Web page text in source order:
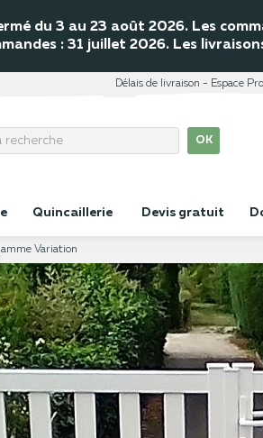
du 3 au 23 août 2026. Les
: 31 juillet 2026. Les
Délais de livraison Espace Pro
OK
Quincaillerie Devis gratuit
Variation